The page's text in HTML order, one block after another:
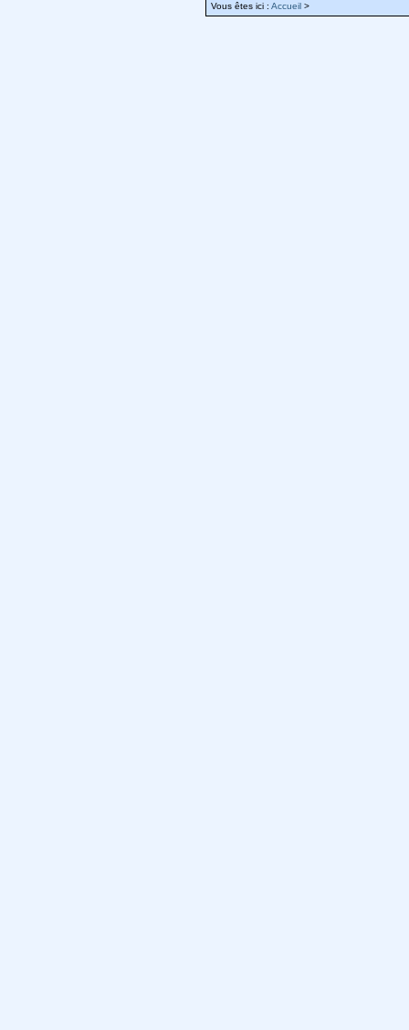
Vous êtes ici : Accueil >